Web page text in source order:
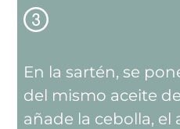
En la sartén, se
del mismo aceite
añade la cebolla, el